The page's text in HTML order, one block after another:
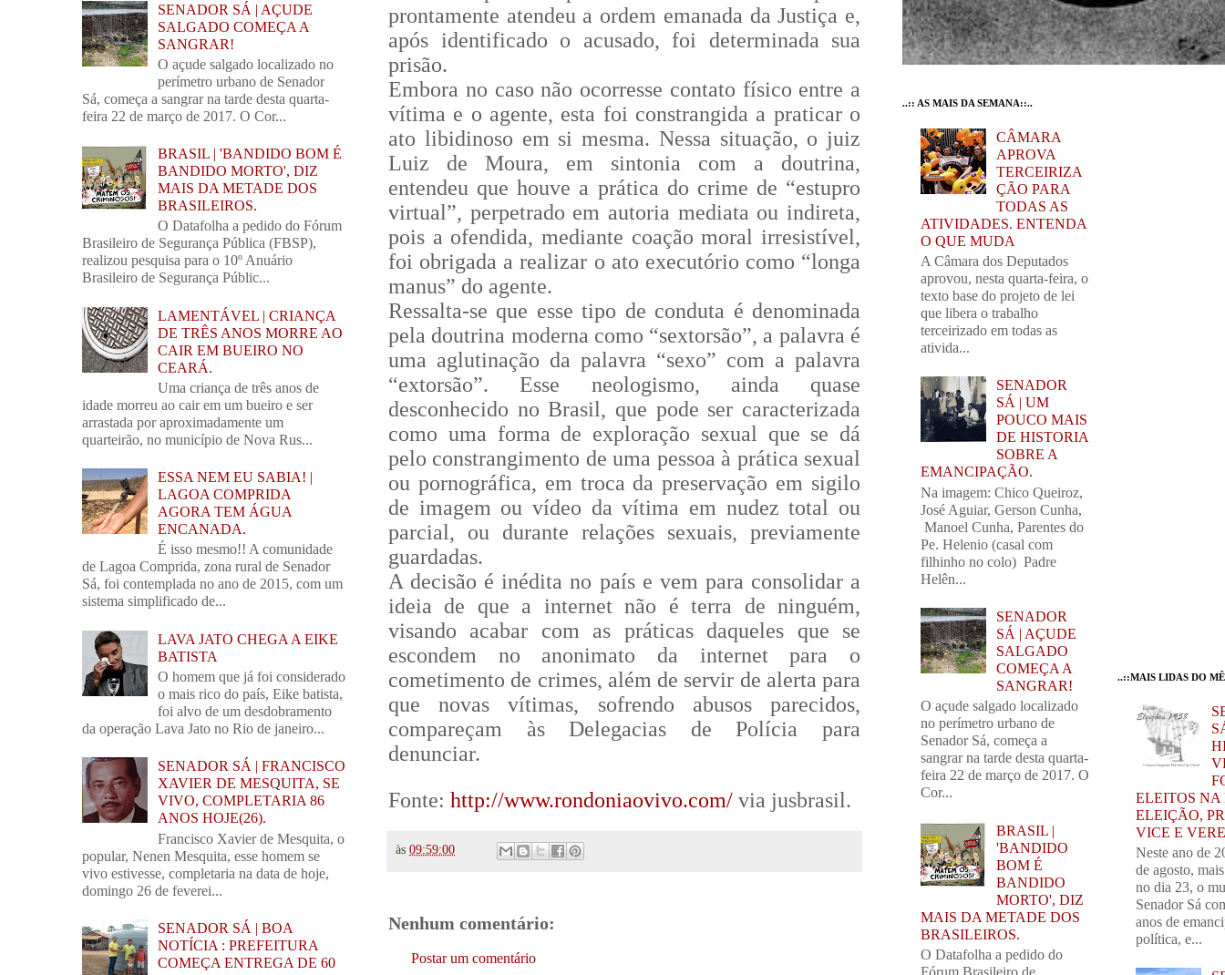
prontamente atendeu a ordem emanada da Justiça e,
após identificado o acusado, foi determinada sua
prisão.
Embora no caso não ocorresse contato físico entre a
vítima e o agente, esta foi constrangida a praticar o
ato libidinoso em si mesma. Nessa situação, o juiz
Luiz de Moura, em sintonia com a doutrina,
entendeu que houve a prática do crime de “estupro
virtual”, perpetrado em autoria mediata ou indireta,
pois a ofendida, mediante coação moral irresistível,
foi obrigada a realizar o ato executório como “longa
manus” do agente.
Ressalta-se que esse tipo de conduta é denominada
pela doutrina moderna como “sextorsão”, a palavra é
uma aglutinação da palavra “sexo” com a palavra
“extorsão”. Esse neologismo, ainda quase
desconhecido no Brasil, que pode ser caracterizada
como uma forma de exploração sexual que se dá
pelo constrangimento de uma pessoa à prática sexual
ou pornográfica, em troca da preservação em sigilo
de imagem ou vídeo da vítima em nudez total ou
parcial, ou durante relações sexuais, previamente
guardadas.
A decisão é inédita no país e vem para consolidar a
ideia de que a internet não é terra de ninguém,
visando acabar com as práticas daqueles que se
escondem no anonimato da internet para o
cometimento de crimes, além de servir de alerta para
que novas vítimas, sofrendo abusos parecidos,
compareçam às Delegacias de Polícia para
denunciar.
Fonte: http://www.rondoniaovivo.com/ via jusbrasil.
às 09:59:00
Nenhum comentário:
Postar um comentário
SENADOR SÁ | AÇUDE
SALGADO COMEÇA A
SANGRAR!
O açude salgado localizado no
perímetro urbano de Senador
Sá, começa a sangrar na tarde desta quarta-
feira 22 de março de 2017. O Cor...
BRASIL | 'BANDIDO BOM É
BANDIDO MORTO', DIZ
MAIS DA METADE DOS
BRASILEIROS.
O Datafolha a pedido do Fórum
Brasileiro de Segurança Pública (FBSP),
realizou pesquisa para o 10º Anuário
Brasileiro de Segurança Públic...
LAMENTÁVEL | CRIANÇA
DE TRÊS ANOS MORRE AO
CAIR EM BUEIRO NO
CEARÁ.
Uma criança de três anos de
idade morreu ao cair em um bueiro e ser
arrastada por aproximadamente um
quarteirão, no município de Nova Rus...
ESSA NEM EU SABIA! |
LAGOA COMPRIDA
AGORA TEM ÁGUA
ENCANADA.
É isso mesmo!! A comunidade
de Lagoa Comprida, zona rural de Senador
Sá, foi contemplada no ano de 2015, com um
sistema simplificado de...
LAVA JATO CHEGA A EIKE
BATISTA
O homem que já foi considerado
o mais rico do país, Eike batista,
foi alvo de um desdobramento
da operação Lava Jato no Rio de janeiro...
SENADOR SÁ | FRANCISCO
XAVIER DE MESQUITA, SE
VIVO, COMPLETARIA 86
ANOS HOJE(26).
Francisco Xavier de Mesquita, o
popular, Nenen Mesquita, esse homem se
vivo estivesse, completaria na data de hoje,
domingo 26 de feverei...
SENADOR SÁ | BOA
NOTÍCIA : PREFEITURA
COMEÇA ENTREGA DE 60
..:: AS MAIS DA SEMANA::..
CÂMARA
APROVA
TERCEIRIZA
ÇÃO PARA
TODAS AS
ATIVIDADES. ENTENDA
O QUE MUDA
A Câmara dos Deputados
aprovou, nesta quarta-feira, o
texto base do projeto de lei
que libera o trabalho
terceirizado em todas as
ativida...
SENADOR
SÁ | UM
POUCO MAIS
DE HISTORIA
SOBRE A
EMANCIPAÇÃO.
Na imagem: Chico Queiroz,
José Aguiar, Gerson Cunha,
Manoel Cunha, Parentes do
Pe. Helenio (casal com
filhinho no colo) Padre
Helên...
SENADOR
SÁ | AÇUDE
SALGADO
COMEÇA A
SANGRAR!
O açude salgado localizado
no perímetro urbano de
Senador Sá, começa a
sangrar na tarde desta quarta-
feira 22 de março de 2017. O
Cor...
BRASIL |
'BANDIDO
BOM É
BANDIDO
MORTO', DIZ
MAIS DA METADE DOS
BRASILEIROS.
O Datafolha a pedido do
Fórum Brasileiro de
..::MAIS LIDAS DO
ELEITOS NA
ELEIÇÃO,
VICE E
Neste ano de
de agosto,
no dia 23, o
Senador Sá
anos de
política, e...